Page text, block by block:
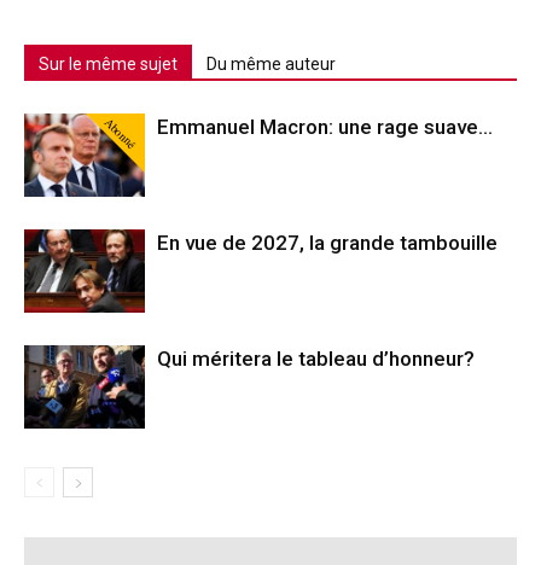
Sur le même sujet Du même auteur
Abonné Emmanuel Macron: une rage suave…
En vue de 2027, la grande tambouille
Qui méritera le tableau d’honneur?